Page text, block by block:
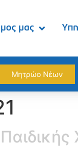
μας
Μητρώο Νέων